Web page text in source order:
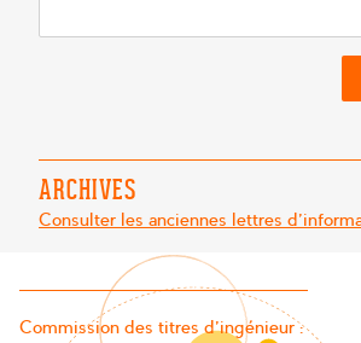
ARCHIVES
Consulter les anciennes lettres
Commission des titres d’ingénieur :